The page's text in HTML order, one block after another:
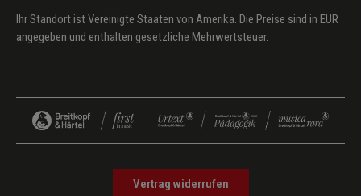
Ihr Standort ist Vereinigte Staaten von Amerika. Die Preise sind in EUR
angegeben und enthalten gesetzliche Mehrwertsteuer.
Vertrag widerrufen